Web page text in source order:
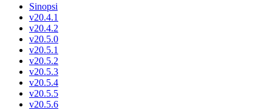
Sinopsi
v20.4.1
v20.4.2
v20.5.0
v20.5.1
v20.5.2
v20.5.3
v20.5.4
v20.5.5
v20.5.6